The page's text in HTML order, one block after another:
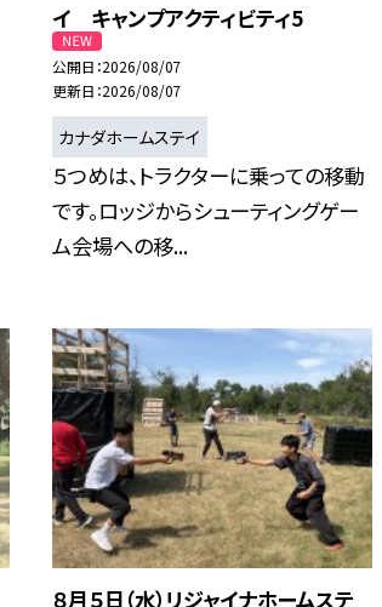
イ キャンプアクティビティ5
公開日 2026/08/07
更新日 2026/08/07
カナダホームステイ
５つめは、トラクターに乗っての移動
です。ロッジからシューティングゲー
ム会場への移...
８月５日（水）リジャイナホームステ